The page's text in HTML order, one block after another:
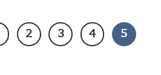
2 3 4 5